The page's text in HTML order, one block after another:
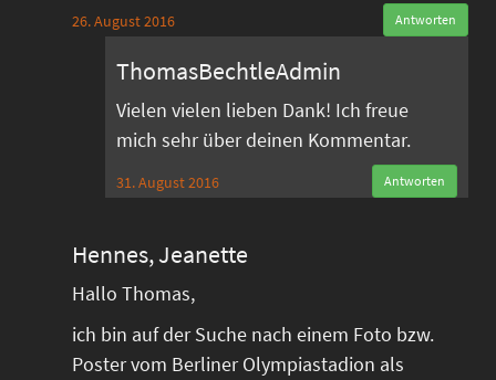
26. August 2016 Antworten
ThomasBechtleAdmin
Vielen vielen lieben Dank! Ich freue
mich sehr über deinen Kommentar.
31. August 2016 Antworten
Hennes, Jeanette
Hallo Thomas,
ich bin auf der Suche nach einem Foto bzw.
Poster vom Berliner Olympiastadion als